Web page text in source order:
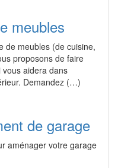
meubles
de meubles (de cuisine,
proposons de faire
aidera dans
Demandez (…)
de garage
aménager votre garage